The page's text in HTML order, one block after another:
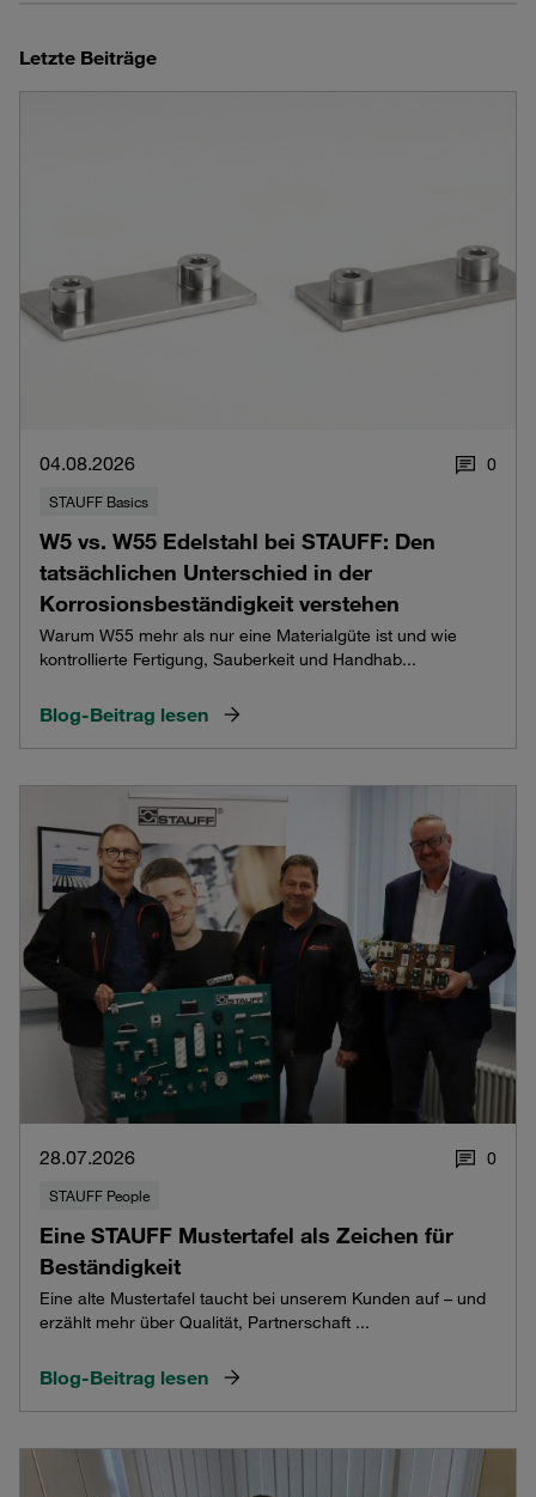
Letzte Beiträge
04.08.2026 0
STAUFF Basics
W5 vs. W55 Edelstahl bei STAUFF: Den
tatsächlichen Unterschied in der
Korrosionsbeständigkeit verstehen
Warum W55 mehr als nur eine Materialgüte ist und wie
kontrollierte Fertigung, Sauberkeit und Handhab...
Blog-Beitrag lesen
28.07.2026 0
STAUFF People
Eine STAUFF Mustertafel als Zeichen für
Beständigkeit
Eine alte Mustertafel taucht bei unserem Kunden auf – und
erzählt mehr über Qualität, Partnerschaft ...
Blog-Beitrag lesen